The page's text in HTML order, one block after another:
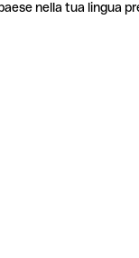
nella tua lingua